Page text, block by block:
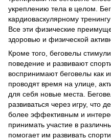
укреплению тела в целом.
кардиоваскулярному
Все эти физические
здоровью и физической
Кроме того, беговелы
поведение и развивают
воспринимают беговелы как
проводят время на улице,
для себя новые места.
развиваться через игру, что
более эффективным и
принимать участие в
помогает им развивать